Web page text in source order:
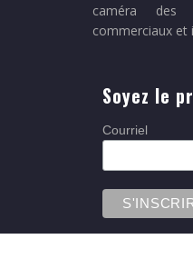
caméra des
commerciaux et
Soyez le
Courriel